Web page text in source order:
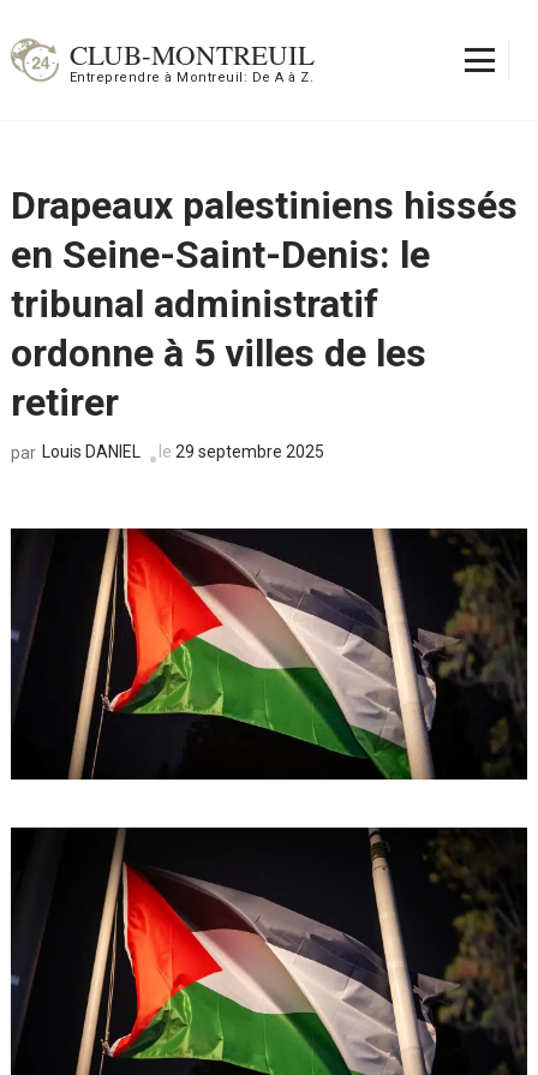
au
contenu
CLUB-MONTREUIL
Entreprendre à Montreuil: De A à Z.
Drapeaux palestiniens hissés
en Seine-Saint-Denis: le
tribunal administratif
ordonne à 5 villes de les
retirer
par Louis DANIEL le 29 septembre 2025